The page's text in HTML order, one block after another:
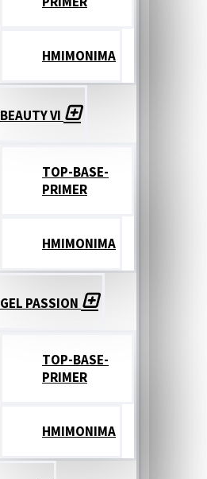
ΗΜΙΜΟΝΙΜΑ
BEAUTY VI
TOP-BASE-
PRIMER
ΗΜΙΜΟΝΙΜΑ
GEL PASSION
TOP-BASE-
PRIMER
ΗΜΙΜΟΝΙΜΑ